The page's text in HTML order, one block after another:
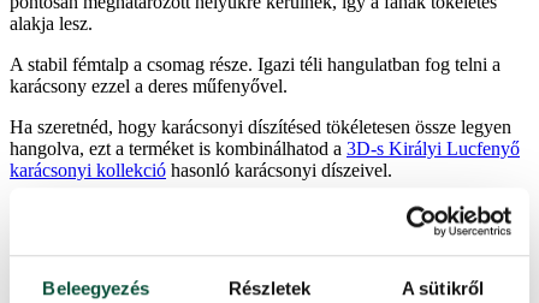
Beleegyezés Részletek A sütikről
alakja lesz.
A stabil fémtalp a csomag része. Igazi téli hangulatban fog telni a
karácsony ezzel a deres műfenyővel.
Ha szeretnéd, hogy karácsonyi díszítésed tökéletesen össze legyen
hangolva, ezt a terméket is kombinálhatod a 3D-s Királyi Lucfenyő
karácsonyi kollekció hasonló karácsonyi díszeivel.
nagy mennyiségű, sűrű gallyak, amelyek nagyon élethű hatást
A műfenyő kiváló minőségű PE és PVC anyagokból készült.